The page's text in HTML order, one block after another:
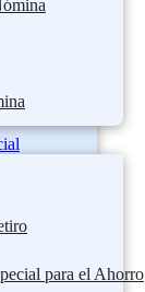
para el Ahorro